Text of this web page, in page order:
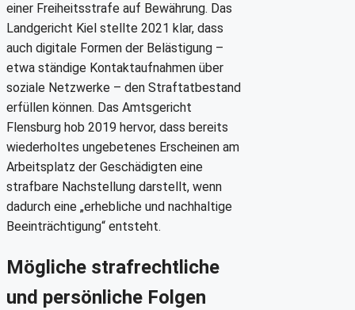
einer Freiheitsstrafe auf Bewährung. Das
Landgericht Kiel stellte 2021 klar, dass
auch digitale Formen der Belästigung –
etwa ständige Kontaktaufnahmen über
soziale Netzwerke – den Straftatbestand
erfüllen können. Das Amtsgericht
Flensburg hob 2019 hervor, dass bereits
wiederholtes ungebetenes Erscheinen am
Arbeitsplatz der Geschädigten eine
strafbare Nachstellung darstellt, wenn
dadurch eine „erhebliche und nachhaltige
Beeinträchtigung“ entsteht.
Mögliche strafrechtliche
und persönliche Folgen